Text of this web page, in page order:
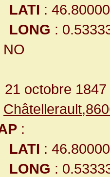
LATI :
LONG :
NO
21 octobre 1847
:
LATI :
LONG :